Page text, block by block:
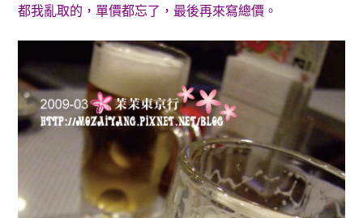
都我亂取的，單價都忘了，最後再來寫總價。